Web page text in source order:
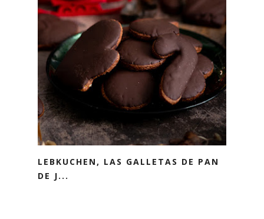
LEBKUCHEN, LAS GALLETAS DE PAN
DE J...